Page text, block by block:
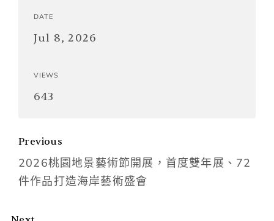
DATE
Jul 8, 2026
VIEWS
643
Previous
2026桃園地景藝術節開展，首度雙年展、72
件作品打造海岸藝術盛會